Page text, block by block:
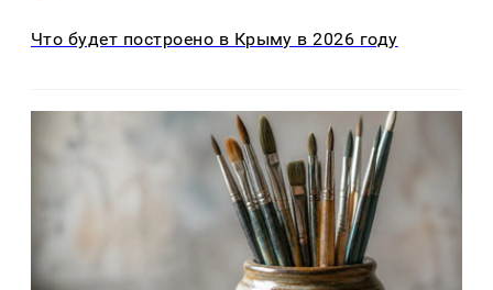
Что будет построено в Крыму в 2026 году